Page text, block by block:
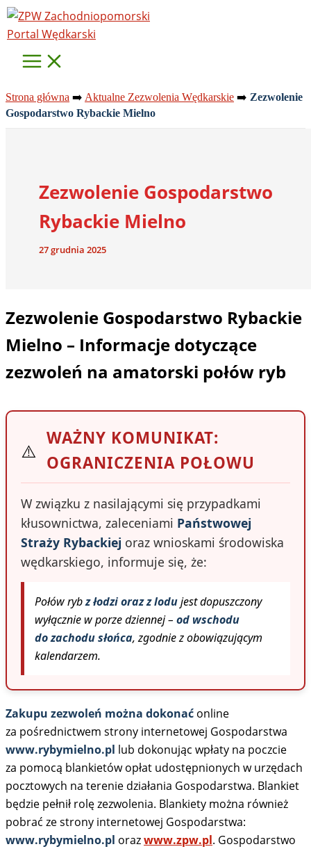
Przejdź
do
Strona główna ➡️ Aktualne Zezwolenia Wędkarskie ➡️ Zezwolenie
Gospodarstwo Rybackie Mielno
Zezwolenie Gospodarstwo
Rybackie Mielno
27 grudnia 2025
Zezwolenie Gospodarstwo Rybackie
Mielno – Informacje dotyczące
zezwoleń na amatorski połów ryb
⚠️
WAŻNY KOMUNIKAT:
OGRANICZENIA POŁOWU
W związku z nasilającymi się przypadkami
kłusownictwa, zaleceniami Państwowej
Straży Rybackiej oraz wnioskami środowiska
wędkarskiego, informuje się, że:
Połów rybz łodzi oraz z lodujest dopuszczony
wyłącznie w porze dziennej – od wschodu
do zachodu słońca, zgodnie z obowiązującym
kalendarzem.
Zakupu zezwoleń można dokonać online
za pośrednictwem strony internetowej Gospodarstwa
www.rybymielno.pl lub dokonując wpłaty na poczcie
za pomocą blankietów opłat udostępnionych w urzędach
pocztowych na terenie działania Gospodarstwa. Blankiet
będzie pełnił rolę zezwolenia. Blankiety można również
pobrać ze strony internetowej Gospodarstwa:
www.rybymielno.pl orazwww.zpw.pl. Gospodarstwo